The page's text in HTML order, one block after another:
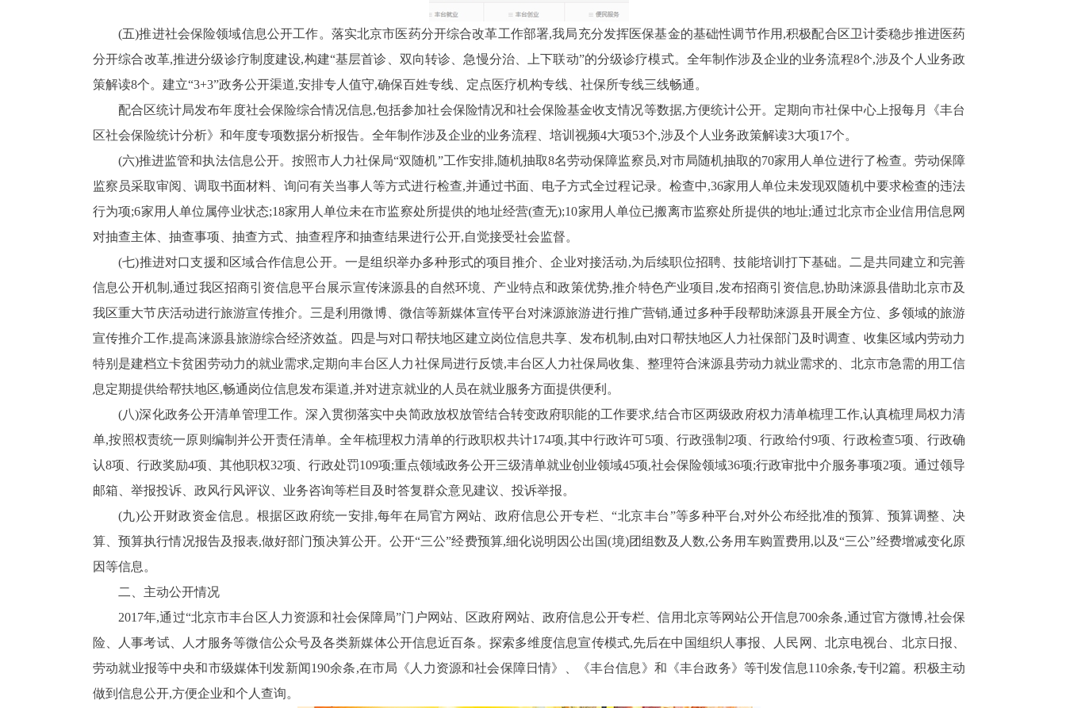
(五)推进社会保险领域信息公开工作。 落实北京市医药分开综合改革工作部署,我局充分发挥医保基金的基础性调节作用,积极配合区卫计委稳步推进医药
分开综合改革,推进分级诊疗制度建设,构建“基层首诊、双向转诊、急慢分治、上下联动”的分级诊疗模式。 全年制作涉及企业的业务流程8个,涉及个人业务政
策解读8个。 建立“3+3”政务公开渠道,安排专人值守,确保百姓专线、定点医疗机构专线、社保所专线三线畅通。
配合区统计局发布年度社会保险综合情况信息,包括参加社会保险情况和社会保险基金收支情况等数据,方便统计公开。定期向市社保中心上报每月《丰台
区社会保险统计分析》和年度专项数据分析报告。全年制作涉及企业的业务流程、培训视频4大项53个,涉及个人业务政策解读3大项17个。
(六)推进监管和执法信息公开。按照市人力社保局“双随机”工作安排,随机抽取8名劳动保障监察员,对市局随机抽取的70家用人单位进行了检查。劳动保障
监察员采取审阅、调取书面材料、询问有关当事人等方式进行检查,并通过书面、电子方式全过程记录。检查中,36家用人单位未发现双随机中要求检查的违法
行为项;6家用人单位属停业状态;18家用人单位未在市监察处所提供的地址经营(查无);10家用人单位已搬离市监察处所提供的地址;通过北京市企业信用信息网
对抽查主体、抽查事项、抽查方式、抽查程序和抽查结果进行公开,自觉接受社会监督。
(七)推进对口支援和区域合作信息公开。一是组 织举办多种形式的项目推介、企业对接活动,为后续职位招聘、技能培训打下基础。二是共同建立和完善
信息公开机制,通过我区招商引资信息平台展示宣传涞源县的自然环境、产业特点和政策优势,推介特色产业项目,发布招商引资信息,协助涞源县借助北京市及
我区重大节庆活动进行旅游宣传推介。三是利用微博、微信等新媒体宣传平台对涞源旅游进行推广营销,通过多种手段帮助涞源县开展全方位、多领域的旅游
宣传推介工作,提高涞源县旅游综合经济效益。四是与对口帮扶地区建立岗位信息共享、发布机制,由对口帮扶地区人力社保部门及时调查、收集区域内劳动力
特别是建档立卡贫困劳动力的就业需求,定期向丰台区人力社保局进行反馈,丰台区人力社保局收集、整理符合涞源县劳动力就业需求的、北京市急需的用工信
息定期提供给帮扶地区,畅通岗位信息发布渠道,并对进京就业的人员在就业服务方面提供便利。
(八)深化政务公开清单管理工作。深入贯彻落实中央简政放权放管结合转变政府职能的工作要求,结合市区两级政府权力清单梳理工作,认真梳理局权力清
单,按照权责统一原则编制并公开责任清单。全年梳理权力清单的行政职权共计174项,其中行政许可5项、行政强制 2项、行政给付9项、行政检查5项、行政确
认8项、行政奖励4项、其他职权32项、行政处罚109项;重点领域政务公开三级清单就业创业领域45项,社会保险领域36项;行政审批中介服务事项2项。 通过领导
邮箱、举报投诉、政风行风评议、业务咨询等栏目及时答复群众意见建议、投诉举报。
(九)公开财政资金信息。 根据区政府统一安排,每年在局官方网站、政府信息公开专栏、“北京丰台”等多种平台,对外公布经批准的预算、预算调整、决
算、预算执行情况报告及报表,做好部门预决算公开。公开“三公”经费预算,细化说明因公出国(境)团组数及人数,公务用车购置费用,以及“三公”经费增减变化原
因等信息。
二、 主动公开情况
2017年,通过“北京市丰台区人力资源和社会保障局”门户网站、 区政府网站、政府信息公开专栏、信用北京等网站公开信息700余条,通过官方微博,社会保
险、人事考试、人才服务等微信公众号及各类新媒体公开信息近百条。 探索多维度信息宣传模式,先后在中国组织人事报、人民网、北京电视台、北京日报、
劳动就业报等中央和市级媒体刊发新闻190余条,在市局《人力资源和社会保障日情》、《丰台信息》和《丰台政务》等刊发信息110余条,专刊 2篇。积极主动
做到信息公开,方便企业和个人查询。